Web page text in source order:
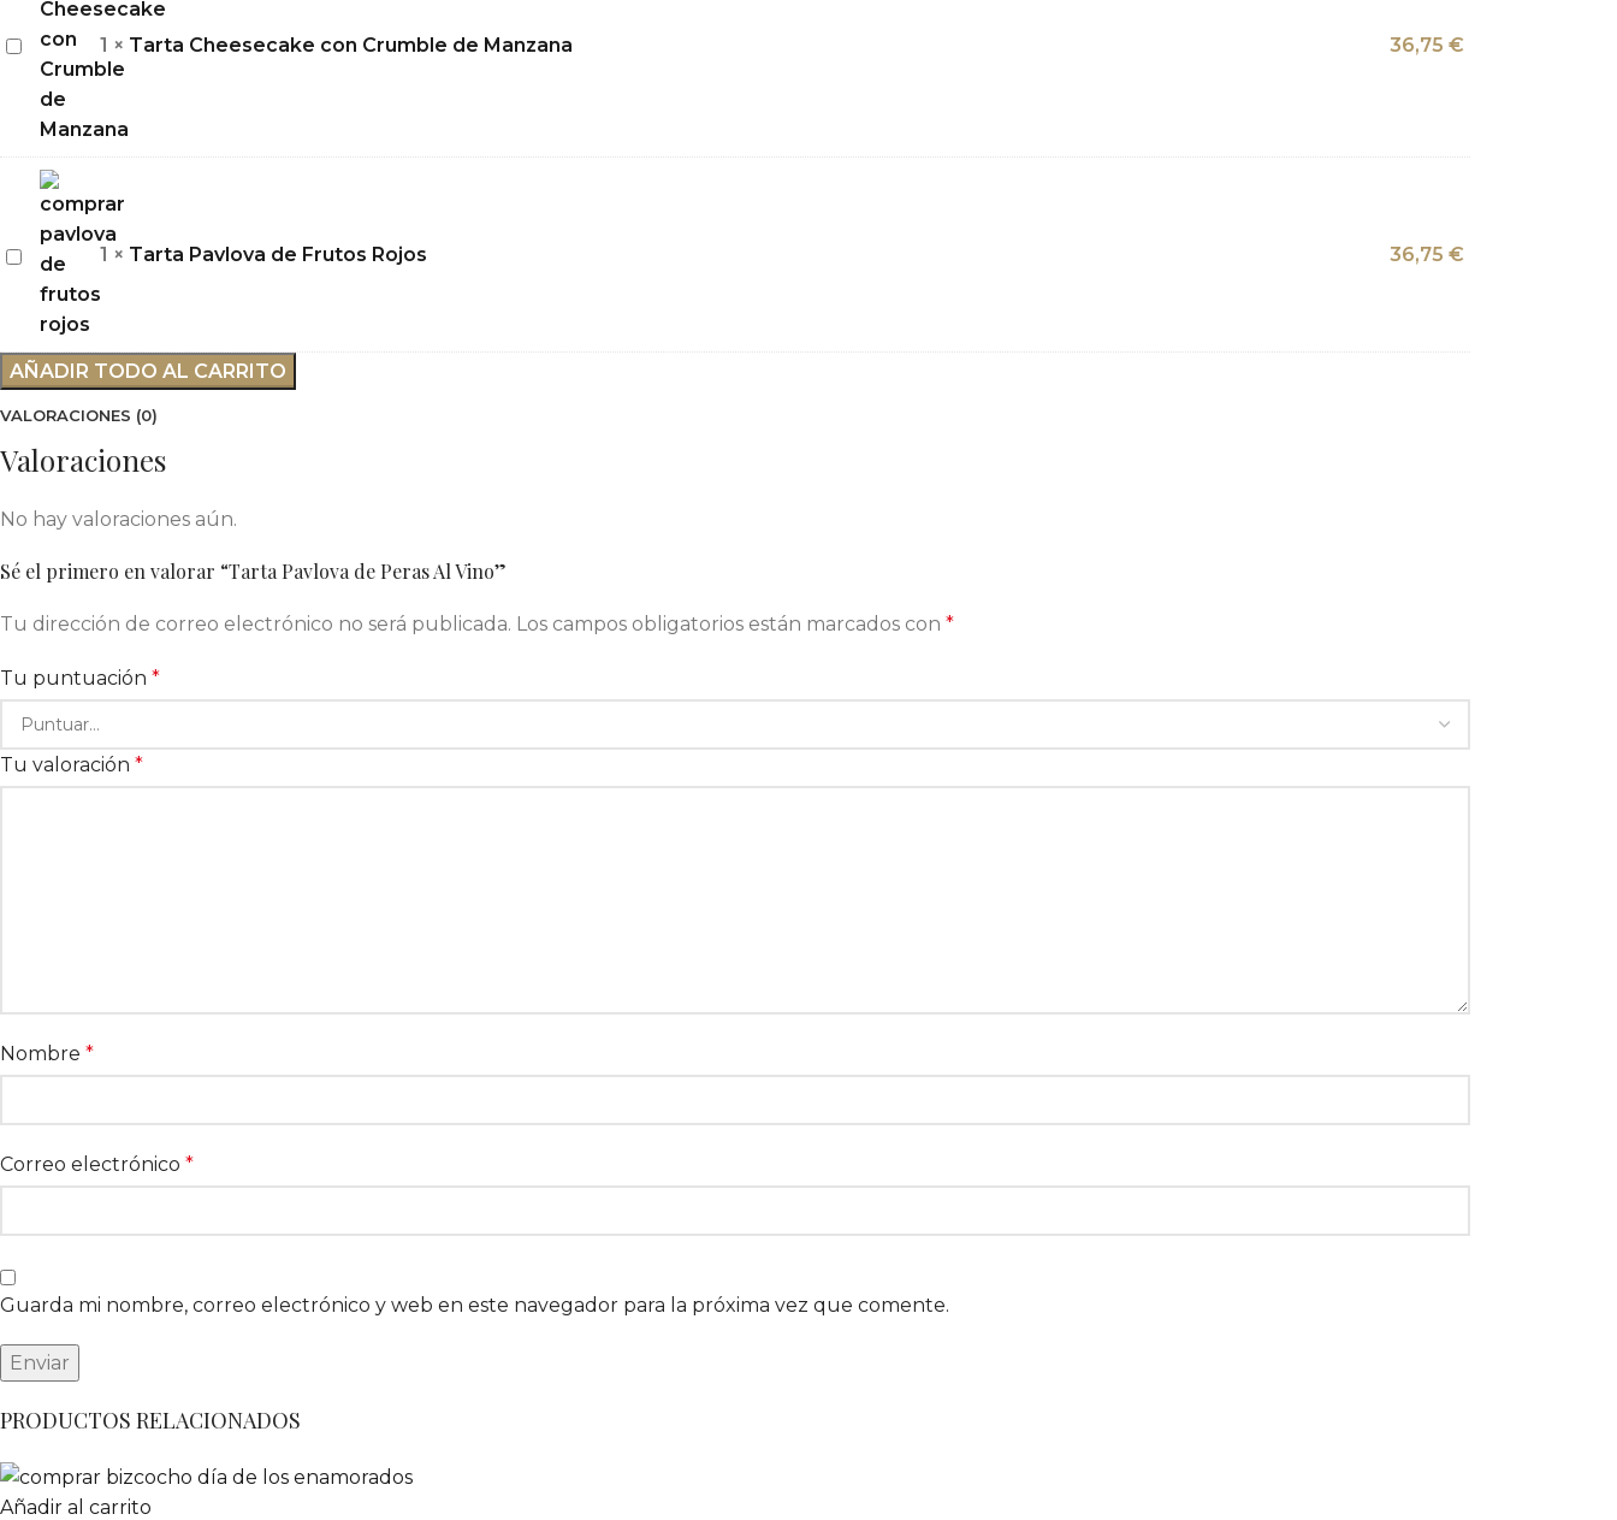
Tarta
Cheesecake
con
Crumble
de
Manzana
1 × Tarta Cheesecake con Crumble de Manzana 36,75 €
Tarta
Pavlova
Rojos
1 × Tarta Pavlova de Frutos Rojos 36,75 €
AÑADIR TODO AL CARRITO
VALORACIONES (0)
Valoraciones
No hay valoraciones aún.
Sé el primero en valorar “Tarta Pavlova de Peras Al Vino”
Tu dirección de correo electrónico no será publicada. Los campos obligatorios están marcados con *
Tu puntuación *
Tu valoración *
Nombre *
Correo electrónico *
Guarda mi nombre, correo electrónico y web en este navegador para la próxima vez que comente.
PRODUCTOS RELACIONADOS
Añadir al carrito